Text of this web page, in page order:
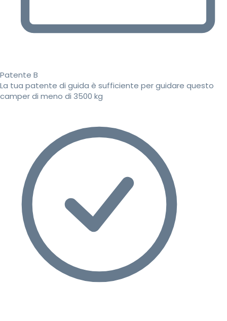
Patente B
La tua patente di guida è sufficiente per guidare questo
camper di meno di 3500 kg